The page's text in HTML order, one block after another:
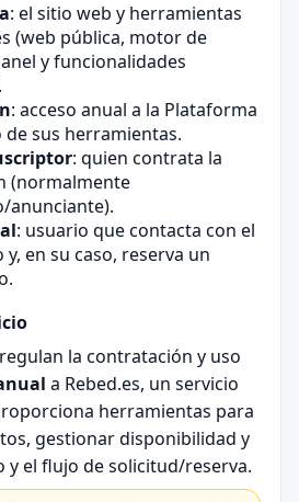
: el sitio web y herramientas
(web pública, motor de
y funcionalidades
: acceso anual a la Plataforma
de sus herramientas.
: quien contrata la
(normalmente
anunciante).
: usuario que contacta con el
en su caso, reserva un
la contratación y uso
a Rebed.es, un servicio
herramientas para
gestionar disponibilidad y
y el flujo de solicitud/reserva.